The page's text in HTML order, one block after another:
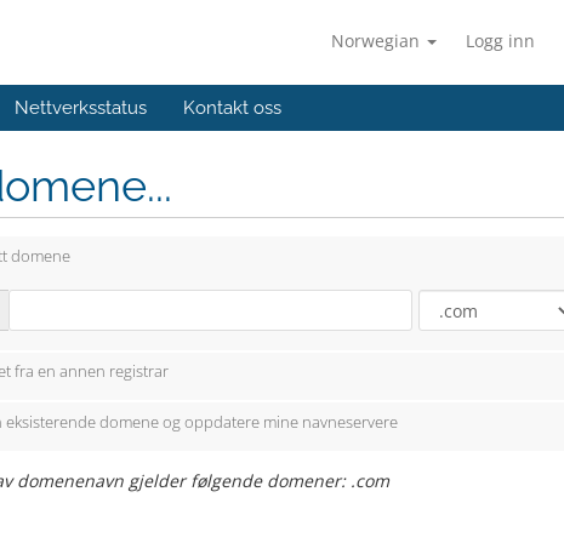
Norwegian Logg inn
Nettverksstatus Kontakt oss
domene
fra en annen registrar
eksisterende domene og oppdatere mine navneservere
domenenavn gjelder følgende domener: .com